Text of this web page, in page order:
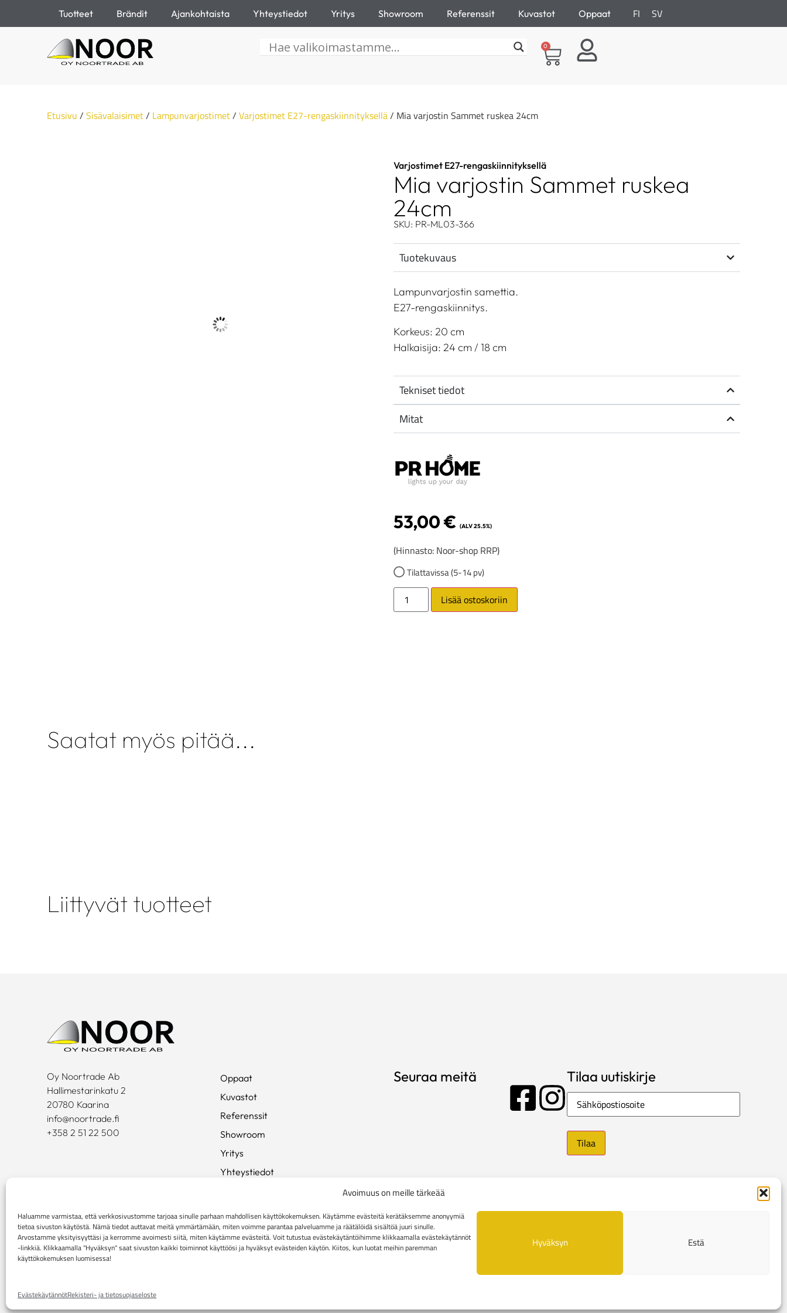
Avoimuus on meille tärkeää
Haluamme varmistaa, että verkkosivustomme tarjoaa sinulle parhaan mahdollisen käyttökokemuksen. Käytämme evästeitä kerätäksemme anonyymiä
tietoa sivuston käytöstä. Nämä tiedot auttavat meitä ymmärtämään, miten voimme parantaa palveluamme ja räätälöidä sisältöä juuri sinulle.
Arvostamme yksityisyyttäsi ja kerromme avoimesti siitä, miten käytämme evästeitä. Voit tutustua evästekäytäntöihimme klikkaamalla evästekäytännöt
-linkkiä. Klikkaamalla "Hyväksyn" saat sivuston kaikki toiminnot käyttöösi ja hyväksyt evästeiden käytön. Kiitos, kun luotat meihin paremman
käyttökokemuksen luomisessa!
Hyväksyn Estä
EvästekäytännötRekisteri- ja tietosuojaseloste
Tuotteet Brändit Ajankohtaista Yhteystiedot Yritys Showroom Referenssit Kuvastot Oppaat FI SV
0
Etusivu / Sisävalaisimet/ Lampunvarjostimet/ Varjostimet E27-rengaskiinnityksellä/ Mia varjostin Sammet ruskea 24cm
Varjostimet E27-rengaskiinnityksellä
Mia varjostin Sammet ruskea
24cm
SKU: PR-ML03-366
Tuotekuvaus
Lampunvarjostin samettia.
E27-rengaskiinnitys.
Korkeus: 20 cm
Halkaisija: 24 cm / 18 cm
Tekniset tiedot
Mitat
53,00€ (ALV 25.5%)
(Hinnasto: Noor-shop RRP)
Tilattavissa (5-14 pv)
Lisää ostoskoriin
Saatat myös pitää...
Liittyvät tuotteet
Oy Noortrade Ab
Hallimestarinkatu 2
20780 Kaarina
info@noortrade.fi
+358 2 51 22 500
Oppaat
Kuvastot
Referenssit
Showroom
Yritys
Yhteystiedot
Mediapankki
Seuraa meitä Tilaa uutiskirje
Sähköposti
Rekisteri- ja tietosuojaseloste